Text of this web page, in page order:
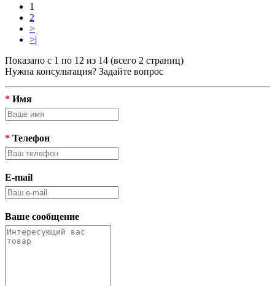
1
2
>
>|
Показано с 1 по 12 из 14 (всего 2 страниц)
Нужна консультация? Задайте вопрос
* Имя
* Телефон
E-mail
Ваше сообщение